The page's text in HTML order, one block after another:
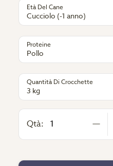
Età Del Cane
Cucciolo (-1 anno)
Proteine
Pollo
Quantità Di Crocchette
3 kg
Qtà: